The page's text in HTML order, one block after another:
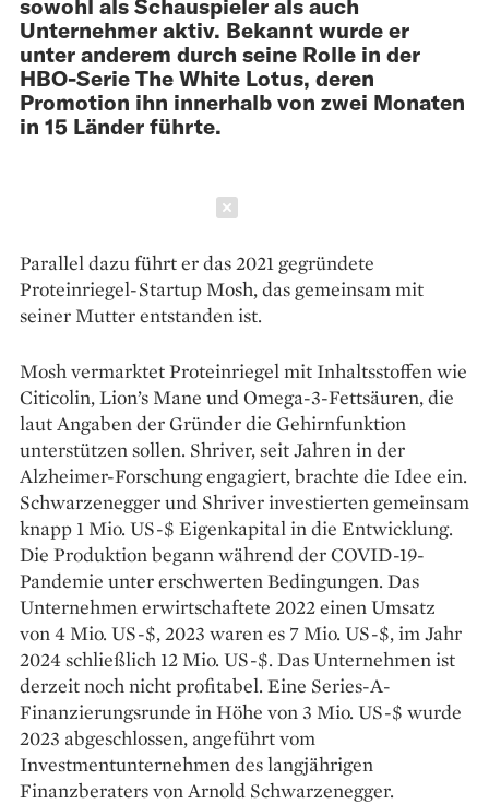
sowohl als Schauspieler als auch
Unternehmer aktiv. Bekannt wurde er
unter anderem durch seine Rolle in der
HBO-Serie The White Lotus, deren
Promotion ihn innerhalb von zwei Monaten
in 15 Länder führte.
Parallel dazu führt er das 2021 gegründete
Proteinriegel-Startup Mosh, das gemeinsam mit
seiner Mutter entstanden ist.
Mosh vermarktet Proteinriegel mit Inhaltsstoffen wie
Citicolin, Lion’s Mane und Omega-3-Fettsäuren, die
laut Angaben der Gründer die Gehirnfunktion
unterstützen sollen. Shriver, seit Jahren in der
Alzheimer-Forschung engagiert, brachte die Idee ein.
Schwarzenegger und Shriver investierten gemeinsam
knapp 1 Mio. US-$ Eigenkapital in die Entwicklung.
Die Produktion begann während der COVID-19-
Pandemie unter erschwerten Bedingungen. Das
Unternehmen erwirtschaftete 2022 einen Umsatz
von 4 Mio. US-$, 2023 waren es 7 Mio. US-$, im Jahr
2024 schließlich 12 Mio. US-$. Das Unternehmen ist
derzeit noch nicht profitabel. Eine Series-A-
Finanzierungsrunde in Höhe von 3 Mio. US-$ wurde
2023 abgeschlossen, angeführt vom
Investmentunternehmen des langjährigen
Finanzberaters von Arnold Schwarzenegger.